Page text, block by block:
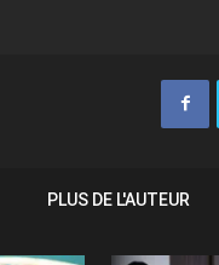
PLUS DE L'AUTEUR